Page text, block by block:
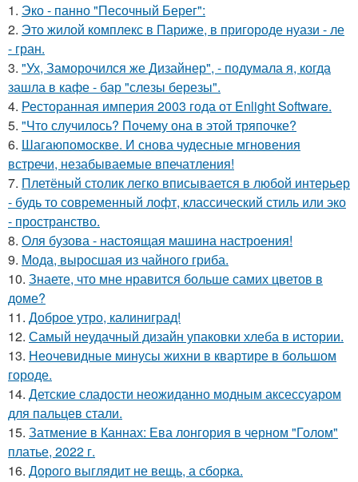
1. Эко - панно "Песочный Берег":
2. Это жилой комплекс в Париже, в пригороде нуази - ле
- гран.
3. "Ух, Заморочился же Дизайнер", - подумала я, когда
зашла в кафе - бар "слезы березы".
4. Ресторанная империя 2003 года от Enlight Software.
5. "Что случилось? Почему она в этой тряпочке?
6. Шагаюпомоскве. И снова чудесные мгновения
встречи, незабываемые впечатления!
7. Плетёный столик легко вписывается в любой интерьер
- будь то современный лофт, классический стиль или эко
- пространство.
8. Оля бузова - настоящая машина настроения!
9. Мода, выросшая из чайного гриба.
10. Знаете, что мне нравится больше самих цветов в
доме?
11. Доброе утро, калиниград!
12. Самый неудачный дизайн упаковки хлеба в истории.
13. Неочевидные минусы жихни в квартире в большом
городе.
14. Детские сладости неожиданно модным аксессуаром
для пальцев стали.
15. Затмение в Каннах: Ева лонгория в черном "Голом"
платье, 2022 г.
16. Дорого выглядит не вещь, а сборка.